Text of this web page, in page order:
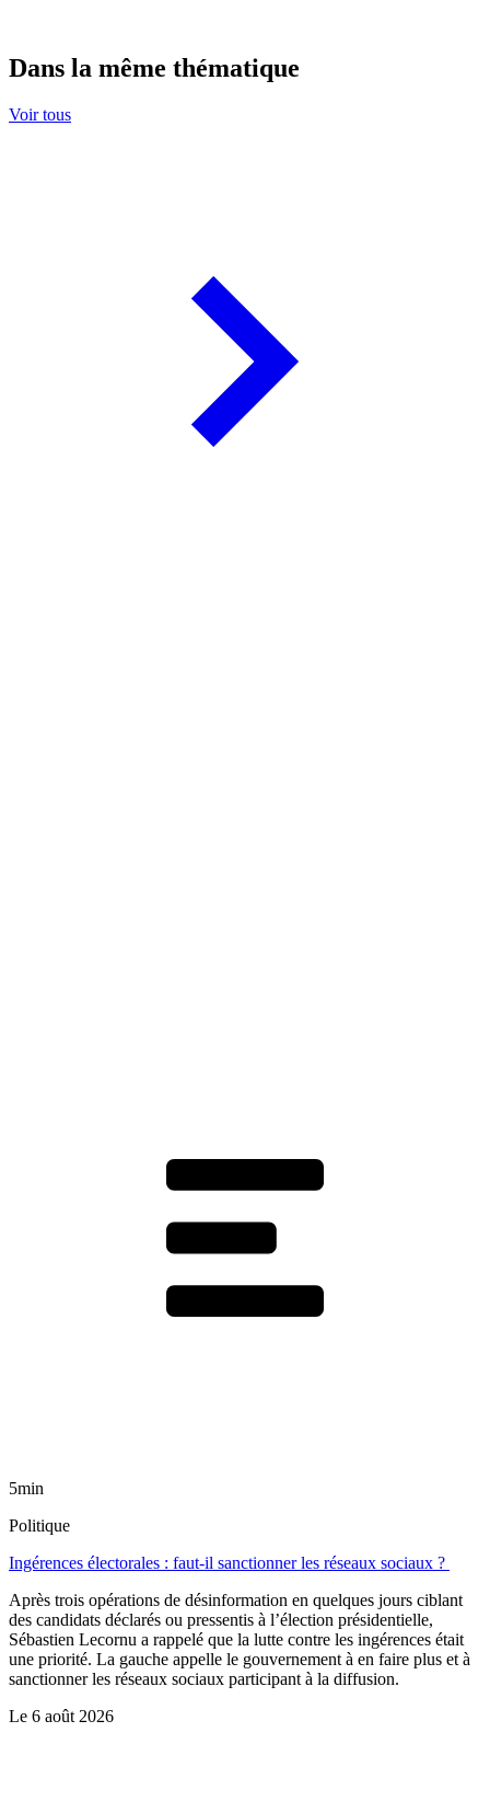
Dans la même thématique
Voir tous
5min
Politique
Ingérences électorales : faut-il sanctionner les réseaux sociaux ?
Après trois opérations de désinformation en quelques jours ciblant
des candidats déclarés ou pressentis à l’élection présidentielle,
Sébastien Lecornu a rappelé que la lutte contre les ingérences était
une priorité. La gauche appelle le gouvernement à en faire plus et à
sanctionner les réseaux sociaux participant à la diffusion.
Le 6 août 2026